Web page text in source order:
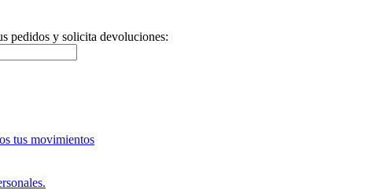
pedidos y solicita devoluciones:
tus movimientos